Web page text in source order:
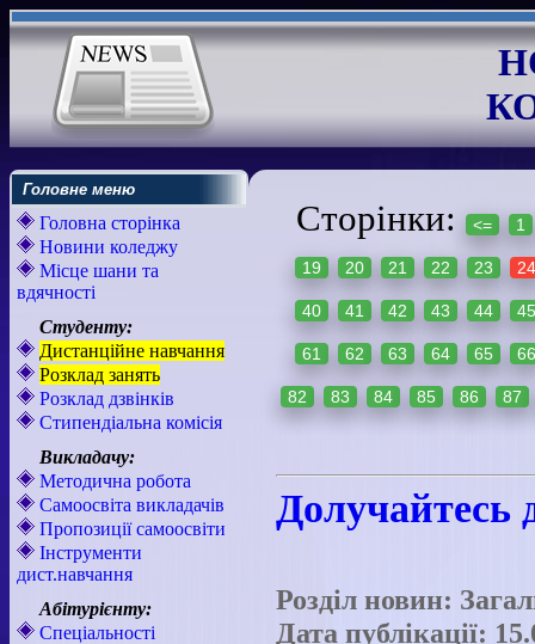
Головне меню
Головна сторінка
Новини коледжу
Місце шани та
вдячності
Студенту:
Дистанційне навчання
Розклад занять
Розклад дзвінків
Стипендіальна комісія
Викладачу:
Методична робота
Самоосвіта викладачів
Пропозиції самоосвіти
Інструменти
дист.навчання
Абітурієнту:
Спеціальності
Сторінки: <= 1
19 20 21 22 23 24
40 41 42 43 44 45
61 62 63 64 65 66
82 83 84 85 86 87
Долучайтесь
Розділ новин:
Дата публікації: